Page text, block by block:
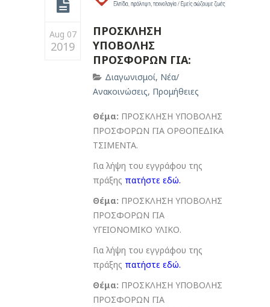
Aug 07
2019
ΠΡΟΣΚΛΗΣΗ
ΥΠΟΒΟΛΗΣ
ΠΡΟΣΦΟΡΩΝ ΓΙΑ:
Διαγωνισμοί, Νέα/
Ανακοινώσεις, Προμήθειες
Θέμα: ΠΡΟΣΚΛΗΣΗ ΥΠΟΒΟΛΗΣ
ΠΡΟΣΦΟΡΩΝ ΓΙΑ ΟΡΘΟΠΕΔΙΚΑ
ΤΣΙΜΕΝΤΑ.
Για λήψη του εγγράφου της
πράξης πατήστε εδώ.
Θέμα: ΠΡΟΣΚΛΗΣΗ ΥΠΟΒΟΛΗΣ
ΠΡΟΣΦΟΡΩΝ ΓΙΑ
ΥΓΕΙΟΝΟΜΙΚΟ ΥΛΙΚΟ.
Για λήψη του εγγράφου της
πράξης πατήστε εδώ.
Θέμα: ΠΡΟΣΚΛΗΣΗ ΥΠΟΒΟΛΗΣ
ΠΡΟΣΦΟΡΩΝ ΓΙΑ